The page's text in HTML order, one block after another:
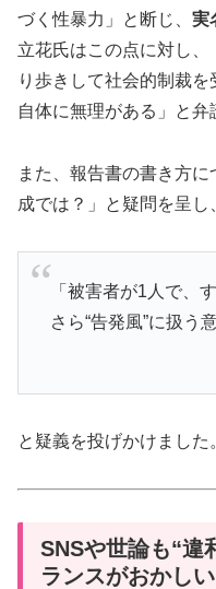
づく性暴力」と断じ、 実
立花氏はこの点に対し、
り歩きして社会的制裁
自体に無理がある」と弁
また、報告書の書き方
成では？」と疑問を呈し
「被害者が1人で、
さら“告発風”に扱う
と疑義を投げかけました
SNSや世論も“違
ランスがおかしい